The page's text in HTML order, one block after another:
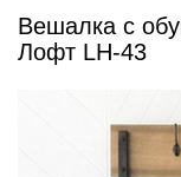
Вешалка с
Лофт LH-43